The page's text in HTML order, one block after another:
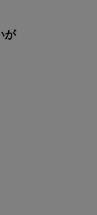
が